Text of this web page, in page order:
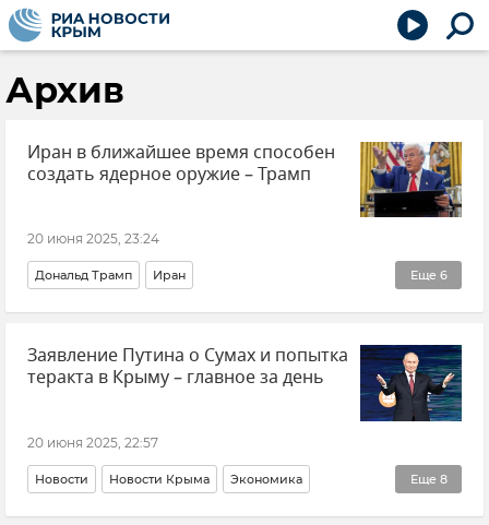
Архив
Иран в ближайшее время способен
создать ядерное оружие – Трамп
20 июня 2025, 23:24
Еще 6
Дональд Трамп Иран
Обострение между Израилем и Ираном В мире
Ядерное оружие США Политика
Заявление Путина о Сумах и попытка
теракта в Крыму – главное за день
20 июня 2025, 22:57
Еще 8
Новости Новости Крыма Экономика
Политика Крым Севастополь Главное за день